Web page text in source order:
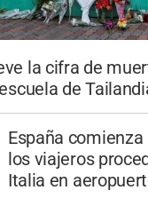
la cifra de
de
España
los viajeros
Italia en